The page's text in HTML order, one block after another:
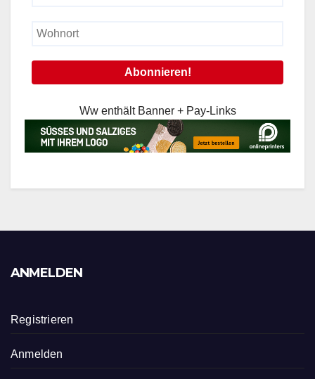
Ww enthält Banner + Pay-Links
ANMELDEN
Registrieren
Anmelden